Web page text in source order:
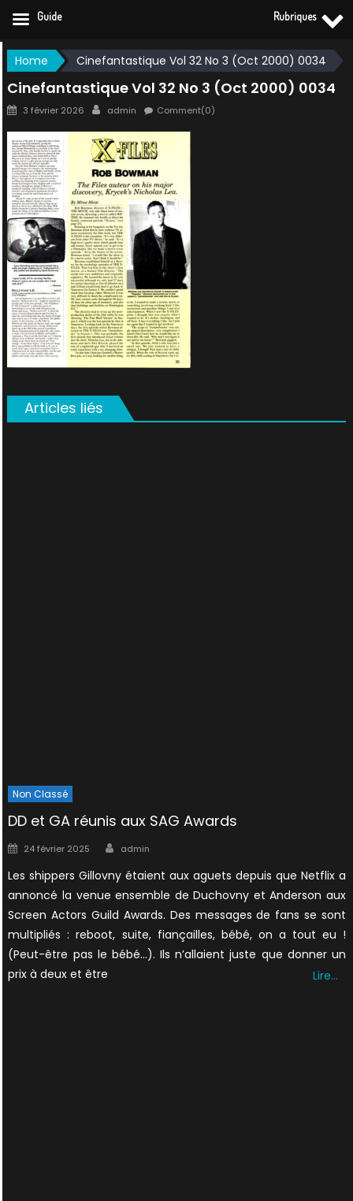
Skip
to
content
Home Cinefantastique Vol 32 No 3 (Oct 2000) 0034
Cinefantastique Vol 32 No 3 (Oct 2000) 0034
Posted
3 février 2026 Author
admin Comment(0)
Articles liés
Non Classé
DD et GA réunis aux SAG Awards
Posted
24 février 2025 Author
admin
Les shippers Gillovny étaient aux aguets depuis que Netflix a
annoncé la venue ensemble de Duchovny et Anderson aux
Screen Actors Guild Awards. Des messages de fans se sont
multipliés : reboot, suite, fiançailles, bébé, on a tout eu !
(Peut-être pas le bébé…). Ils n’allaient juste que donner un
prix à deux et être
Lire…
Guide Rubriques